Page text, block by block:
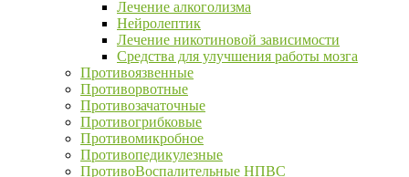
Лечение алкоголизма
Нейролептик
Лечение никотиновой зависимости
Средства для улучшения работы мозга
Противоязвенные
Противорвотные
Противозачаточные
Противогрибковые
Противомикробное
Противопедикулезные
ПротивоВоспалительные НПВС